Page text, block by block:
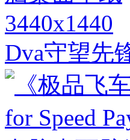
3440x1440
Dva守望先